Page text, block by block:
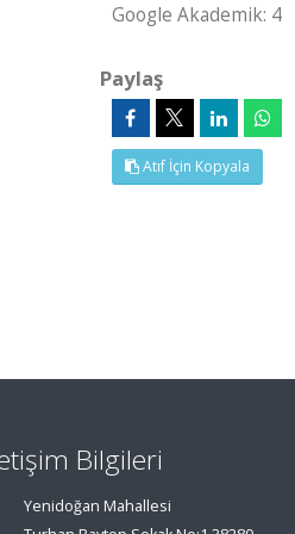
Google Akademik: 4
Paylaş
Atıf İçin Kopyala
Bilgileri
Yenidoğan Mahallesi